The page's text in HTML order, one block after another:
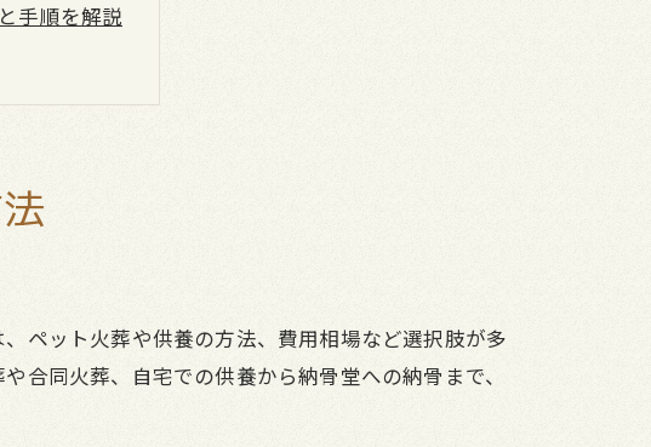
手順を解説
ント
法とは
意点
解説
ペット火葬や供養の方法、費用相場など選択肢が多
合同火葬、自宅での供養から納骨堂への納骨まで、